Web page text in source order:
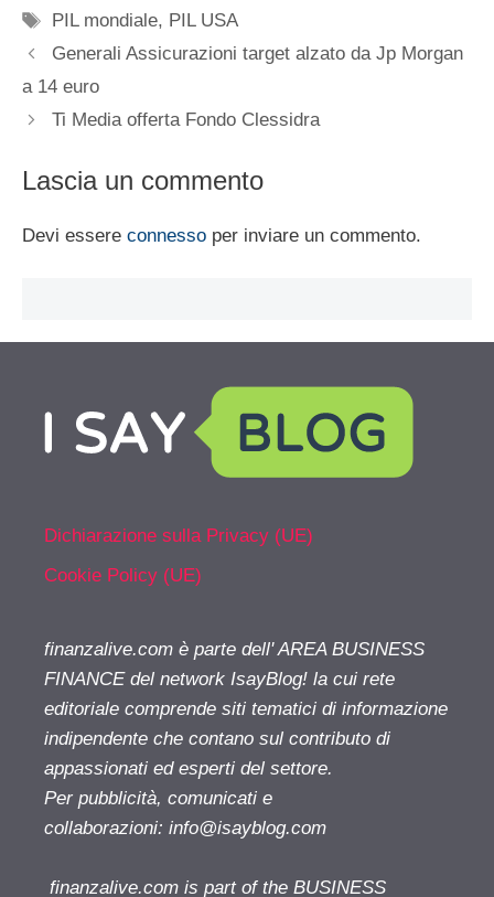
Tag
PIL mondiale, PIL USA
Generali Assicurazioni target alzato da Jp Morgan
a 14 euro
Ti Media offerta Fondo Clessidra
Lascia un commento
Devi essere connesso per inviare un commento.
Dichiarazione sulla Privacy (UE)
Cookie Policy (UE)
finanzalive.com è parte dell' AREA BUSINESS
FINANCE del network IsayBlog! la cui rete
editoriale comprende siti tematici di informazione
indipendente che contano sul contributo di
appassionati ed esperti del settore.
Per pubblicità, comunicati e
collaborazioni: info@isayblog.com
finanzalive.com is part of the BUSINESS